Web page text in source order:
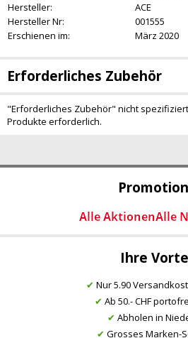
Ihre
✔ Nur 5.90
✔ Ab 50.- CHF
✔ Abholen in
✔ Grosses Marken-
Hersteller:
ACE
Hersteller Nr:
001555
Erschienen im:
März 2020
Erforderliches Zubehör
"Erforderliches Zubehör" nicht
Produkte erforderlich.